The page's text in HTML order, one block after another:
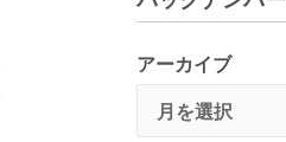
アーカイブ